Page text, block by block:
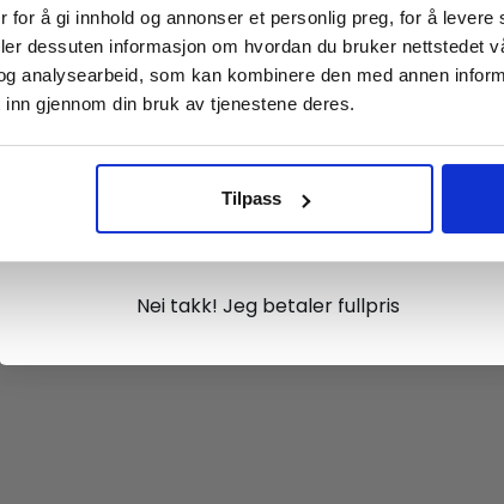
for å gi innhold og annonser et personlig preg, for å
dessuten informasjon om hvordan du bruker nettstedet
analysearbeid, som kan kombinere den med annen
gjennom din bruk av tjenestene deres.
Tilpass
og plassere steinene korrekt.
aktiviteter, dyr og håndarbeid. Det ferdige
Meld deg på vårt nyhetsbrev og motta
gode tilbud og produktinformasjon fra
oss¢!
Ja takk, jeg er med
Nei takk! Jeg betaler fullpris